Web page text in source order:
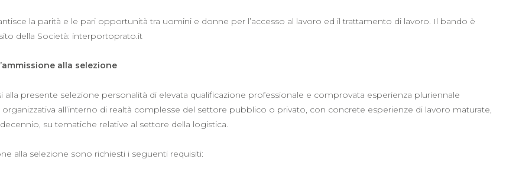
la parità e le pari opportunità tra uomini e donne per l’accesso al lavoro ed il trattamento di lavoro. Il bando è
della Società: interportoprato.it
alla selezione
alla presente selezione personalità di elevata qualificazione professionale e comprovata esperienza pluriennale
organizzativa all’interno di realtà complesse del settore pubblico o privato, con concrete esperienze di lavoro maturate,
su tematiche relative al settore della logistica.
alla selezione sono richiesti i seguenti requisiti: